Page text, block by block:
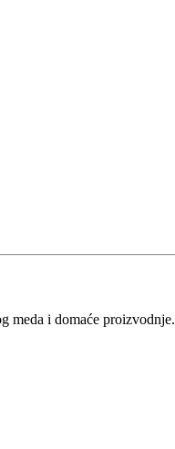
meda i domaće proizvodnje.